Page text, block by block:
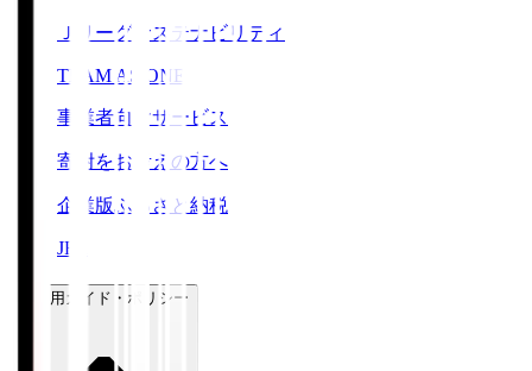
Ｊリーグサステナビリティ
TEAM AS ONE
事業者向けサービス
寄附をお考えの方へ
企業版ふるさと納税
JFA
ご利用ガイド・ポリシー